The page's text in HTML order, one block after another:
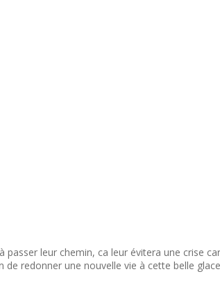
leur chemin, ca leur évitera une crise
de redonner une nouvelle vie à cette belle